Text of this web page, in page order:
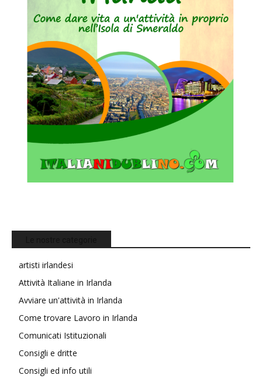
artisti irlandesi
Attività Italiane in Irlanda
Avviare un'attività in Irlanda
Come trovare Lavoro in Irlanda
Comunicati Istituzionali
Consigli e dritte
Consigli ed info utili